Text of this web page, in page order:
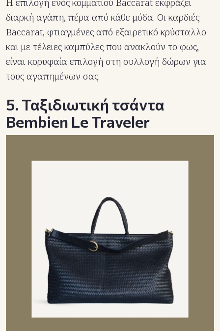
Η επιλογή ενός κομματιού Baccarat εκφράζει
διαρκή αγάπη, πέρα από κάθε μόδα. Οι καρδιές
Baccarat, φτιαγμένες από εξαιρετικό κρύσταλλο
και με τέλειες καμπύλες που ανακλούν το φως,
είναι κορυφαία επιλογή στη συλλογή δώρων για
τους αγαπημένων σας.
5. Ταξιδιωτική τσάντα
Bembien Le Traveler